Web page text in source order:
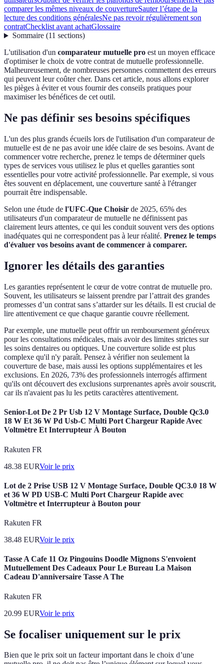
comparer les mêmes niveaux de couvertureSauter l’étape de la
lecture des conditions généralesNe pas revoir régulièrement son
contratChecklist avant achatGlossaire
Sommaire(11 sections)
L'utilisation d'un comparateur mutuelle pro est un moyen efficace
d'optimiser le choix de votre contrat de mutuelle professionnelle.
Malheureusement, de nombreuses personnes commettent des erreurs
qui peuvent leur coûter cher. Dans cet article, nous allons explorer
les pièges à éviter et vous fournir des conseils pratiques pour
maximiser les bénéfices de cet outil.
Ne pas définir ses besoins spécifiques
L'un des plus grands écueils lors de l'utilisation d'un comparateur de
mutuelle est de ne pas avoir une idée claire de ses besoins. Avant de
commencer votre recherche, prenez le temps de déterminer quels
types de services vous utilisez le plus et quelles garanties sont
essentielles pour votre activité professionnelle. Par exemple, si vous
êtes souvent en déplacement, une couverture santé à l'étranger
pourrait être indispensable.
Selon une étude de l'UFC-Que Choisir de 2025, 65% des
utilisateurs d'un comparateur de mutuelle ne définissent pas
clairement leurs attentes, ce qui les conduit souvent vers des options
inadéquates qui ne correspondent pas à leur réalité. Prenez le temps
d'évaluer vos besoins avant de commencer à comparer.
Ignorer les détails des garanties
Les garanties représentent le cœur de votre contrat de mutuelle pro.
Souvent, les utilisateurs se laissent prendre par l’attrait des grandes
promesses d’un contrat sans s’attarder sur les détails. Il est crucial de
lire attentivement ce que chaque garantie couvre réellement.
Par exemple, une mutuelle peut offrir un remboursement généreux
pour les consultations médicales, mais avoir des limites strictes sur
les soins dentaires ou optiques. Une couverture solide est plus
complexe qu'il n'y paraît. Pensez à vérifier non seulement la
couverture de base, mais aussi les options supplémentaires et les
exclusions. En 2026, 73% des professionnels interrogés affirment
qu'ils ont découvert des exclusions surprenantes après avoir souscrit,
car ils n'avaient pas lu les petits caractères attentivement.
Senior-Lot De 2 Pr Usb 12 V Montage Surface, Double Qc3.0
18 W Et 36 W Pd Usb-C Multi Port Chargeur Rapide Avec
Voltmètre Et Interrupteur À Bouton
Rakuten FR
48.38 EURVoir le prix
Lot de 2 Prise USB 12 V Montage Surface, Double QC3.0 18 W
et 36 W PD USB-C Multi Port Chargeur Rapide avec
Voltmètre et Interrupteur à Bouton pour
Rakuten FR
38.48 EURVoir le prix
Tasse A Cafe 11 Oz Pingouins Doodle Mignons S'envoient
Mutuellement Des Cadeaux Pour Le Bureau La Maison
Cadeau D'anniversaire Tasse A The
Rakuten FR
20.99 EURVoir le prix
Se focaliser uniquement sur le prix
Bien que le prix soit un facteur important dans le choix d’une